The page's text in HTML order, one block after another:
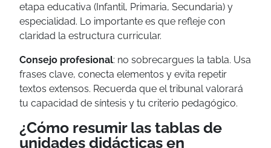
etapa educativa (Infantil, Primaria, Secundaria) y
especialidad. Lo importante es que refleje con
claridad la estructura curricular.
Consejo profesional: no sobrecargues la tabla. Usa
frases clave, conecta elementos y evita repetir
textos extensos. Recuerda que el tribunal valorará
tu capacidad de síntesis y tu criterio pedagógico.
¿Cómo resumir las tablas de
unidades didácticas en